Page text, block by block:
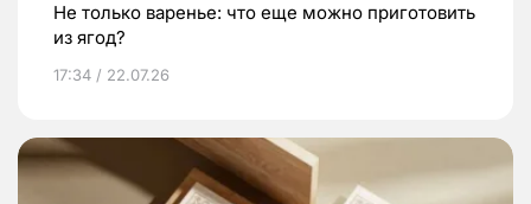
Не только варенье: что еще можно приготовить
из ягод?
17:34 / 22.07.26